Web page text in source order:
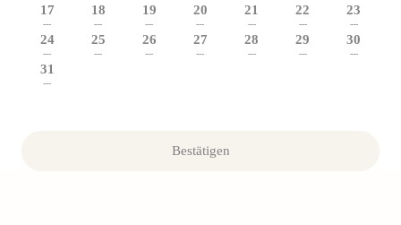
17
---
18
---
19
---
20
---
21
---
22
---
23
---
24
---
25
---
26
---
27
---
28
---
29
---
30
---
31
---
Bestätigen